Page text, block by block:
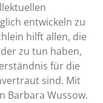
entwickeln zu
hilft allen, die
zu tun haben,
für die
sind. Mit
Barbara Wussow.